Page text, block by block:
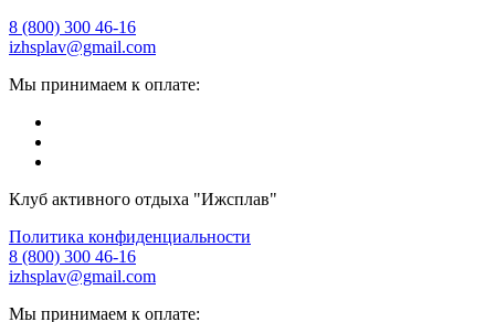
8 (800) 300 46-16
izhsplav@gmail.com
Мы принимаем к оплате:
Клуб активного отдыха "Ижсплав"
Политика конфиденциальности
8 (800) 300 46-16
izhsplav@gmail.com
Мы принимаем к оплате: